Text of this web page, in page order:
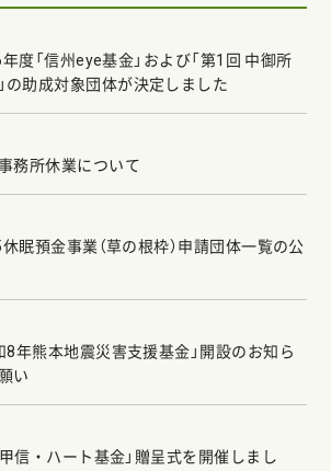
年度「信州eye基金」および「第1回 中御所
の助成対象団体が決定しました
事務所休業について
休眠預金事業（草の根枠）申請団体一覧の公
和8年熊本地震災害支援基金」開設のお知ら
い
信・ハート基金」贈呈式を開催しまし